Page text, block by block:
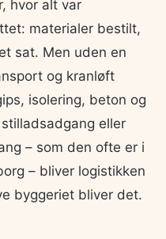
hvor alt var
materialer bestilt,
sat. Men uden en
og kranløft
isolering, beton og
eller
– som den ofte er i
– bliver logistikken
byggeriet bliver det.